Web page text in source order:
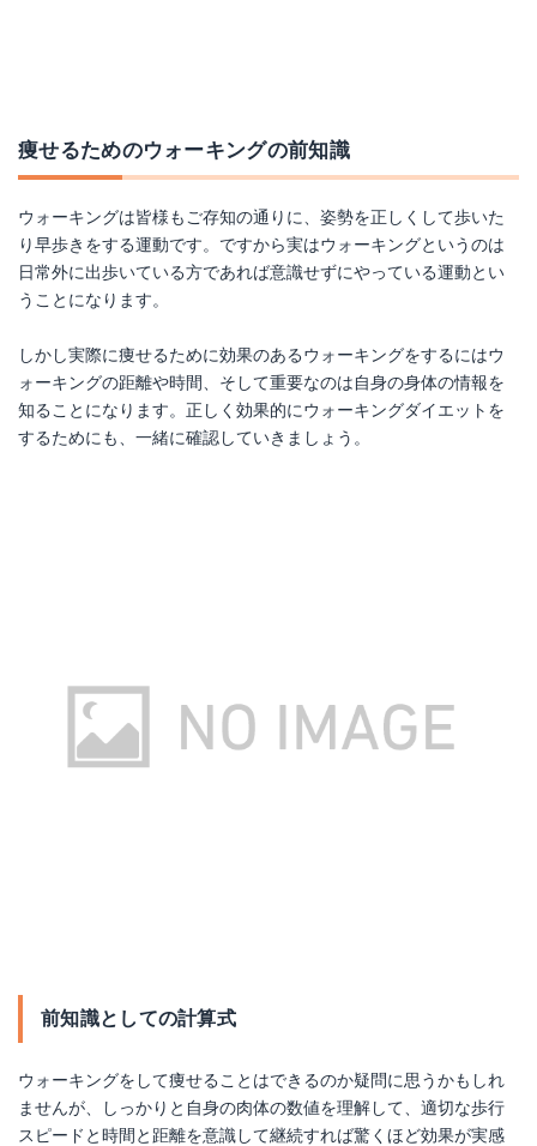
痩せるためのウォーキングの前知識
ウォーキングは皆様もご存知の通りに、姿勢を正しくして歩いた
り早歩きをする運動です。ですから実はウォーキングというのは
日常外に出歩いている方であれば意識せずにやっている運動とい
うことになります。
しかし実際に痩せるために効果のあるウォーキングをするにはウ
ォーキングの距離や時間、そして重要なのは自身の身体の情報を
知ることになります。正しく効果的にウォーキングダイエットを
するためにも、一緒に確認していきましょう。
前知識としての計算式
ウォーキングをして痩せることはできるのか疑問に思うかもしれ
ませんが、しっかりと自身の肉体の数値を理解して、適切な歩行
スピードと時間と距離を意識して継続すれば驚くほど効果が実感